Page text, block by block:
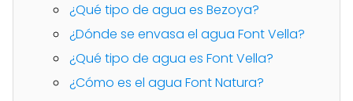
¿Qué tipo de agua es Bezoya?
¿Dónde se envasa el agua Font Vella?
¿Qué tipo de agua es Font Vella?
¿Cómo es el agua Font Natura?